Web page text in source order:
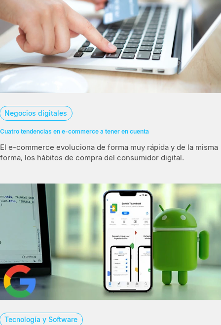
Negocios digitales
Cuatro tendencias en e-commerce a tener en cuenta
El e-commerce evoluciona de forma muy rápida y de la misma
forma, los hábitos de compra del consumidor digital.
Tecnología y Software